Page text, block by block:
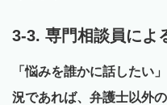
3-3. 専門相談員によ
「悩みを誰かに話したい
況であれば、弁護士以外